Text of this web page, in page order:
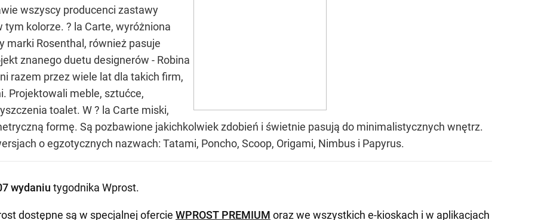
wszyscy producenci zastawy
kolorze. ? la Carte, wyróżniona
marki Rosenthal, również pasuje
znanego duetu designerów - Robina
razem przez wiele lat dla takich firm,
Projektowali meble, sztućce,
toalet. W ? la Carte miski,
formę. Są pozbawione jakichkolwiek zdobień i świetnie pasują do minimalistycznych wnętrz.
o egzotycznych nazwach: Tatami, Poncho, Scoop, Origami, Nimbus i Papyrus.
wydaniu tygodnika Wprost.
dostępne są w specjalnej ofercie WPROST PREMIUM oraz we wszystkich e-kioskach i w aplikacjach